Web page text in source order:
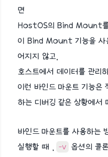
면
HostOS의 Bind Mount를
이 Bind Mount 기능을 사
어지지 않고,
호스트에서 데이터를 관리
이런 바인드 마운트 기능은
하는 디버깅 같은 상황에서
바인드 마운트를 사용하는
실행할 때 ,
-v 옵션의 콜